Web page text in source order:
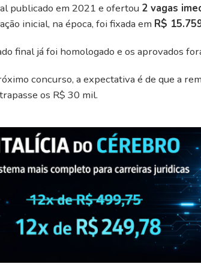
publicado em 2021 e ofertou 2 vagas
inicial, na época, foi fixada em R$
final já foi homologado e os aprovados
concurso, a expectativa é de que a
os R$ 30 mil.